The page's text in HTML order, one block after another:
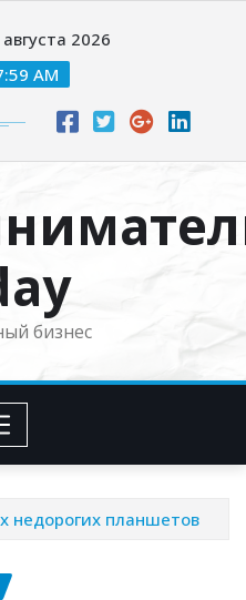
2026
AM
бизнес
недорогих планшетов